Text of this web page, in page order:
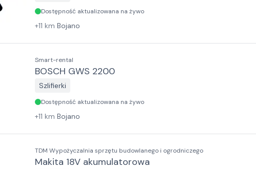
Dostępność aktualizowana na żywo
+11 km Bojano
Smart-rental
BOSCH GWS 2200
Szlifierki
Dostępność aktualizowana na żywo
+11 km Bojano
TDM Wypożyczalnia sprzętu budowlanego i ogrodniczego
Makita 18V akumulatorowa